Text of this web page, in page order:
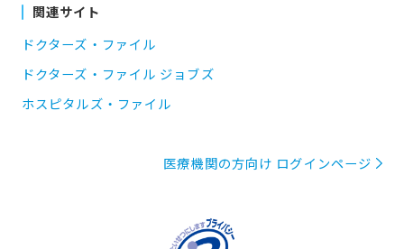
関連サイト
ドクターズ・ファイル
ドクターズ・ファイル ジョブズ
ホスピタルズ・ファイル
医療機関の方向け ログインページ